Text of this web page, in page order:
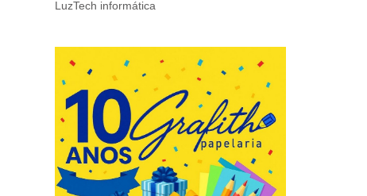
LuzTech informática